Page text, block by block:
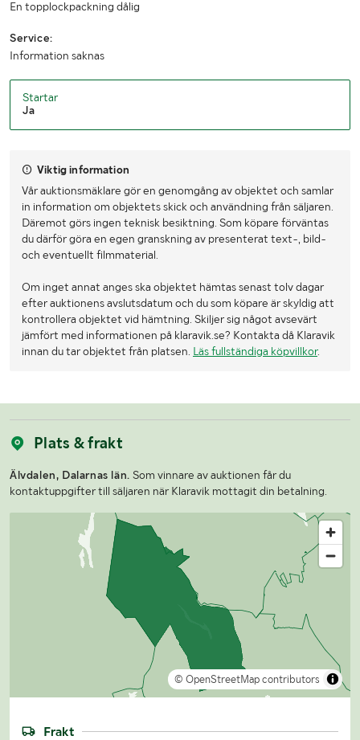
En topplockpackning dålig
Service:
Information saknas
Startar
Ja
Viktig information
Vår auktionsmäklare gör en genomgång av objektet och samlar
in information om objektets skick och användning från säljaren.
Däremot görs ingen teknisk besiktning. Som köpare förväntas
du därför göra en egen granskning av presenterat text-, bild-
och eventuellt filmmaterial.
Om inget annat anges ska objektet hämtas senast tolv dagar
efter auktionens avslutsdatum och du som köpare är skyldig att
kontrollera objektet vid hämtning. Skiljer sig något avsevärt
jämfört med informationen på klaravik.se? Kontakta då Klaravik
innan du tar objektet från platsen. Läs fullständiga köpvillkor.
Plats & frakt
Älvdalen, Dalarnas län. Som vinnare av auktionen får du
kontaktuppgifter till säljaren när Klaravik mottagit din betalning.
© OpenStreetMap contributors
Frakt